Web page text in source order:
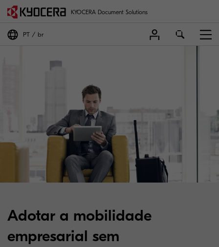
KYOCERA Document Solutions
PT br
Adotar a mobilidade
empresarial sem